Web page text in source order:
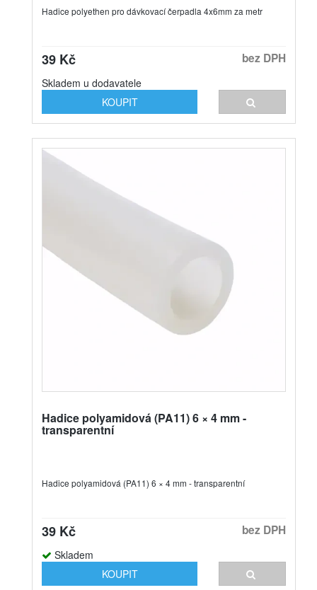
Hadice polyethen pro dávkovací čerpadla 4x6mm za metr
39 Kč bez DPH
Skladem u dodavatele
KOUPIT
Hadice polyamidová (PA11) 6 × 4 mm -
transparentní
Hadice polyamidová (PA11) 6 × 4 mm - transparentní
39 Kč bez DPH
Skladem
KOUPIT